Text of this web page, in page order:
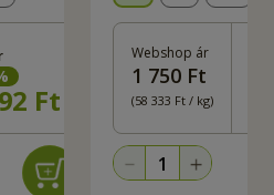
Ft
Webshop ár
1 750 Ft
(58 333 Ft / kg)